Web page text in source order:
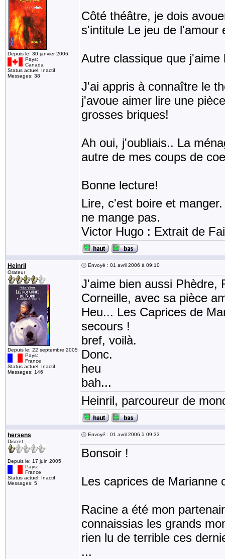
Depuis le: 30 janvier 2006
Pays:
Canada
Status actuel: Inactif
Messages: 38
Côté théâtre, je dois
s'intitule Le jeu de l'amour
Autre classique que
J'ai appris à connaître le
j'avoue aimer lire une
grosses briques!
Ah oui, j'oubliais.. La
autre de mes coups de
Bonne lecture!
Lire, c'est boire et
ne mange pas.
Victor Hugo : Extrait de
Heinril
Orateur
Depuis le: 22 septembre 2005
Pays:
France
Status actuel: Inactif
Messages: 146
Envoyé : 01 avril 2006 à 09:10
J'aime bien aussi Phèdre,
Corneille, avec sa pièce
Heu... Les Caprices de
secours !
bref, voilà.
Donc.
heu
bah...
Heinril, parcoureur de
hersens
Discret
Depuis le: 17 juin 2005
Pays:
France
Status actuel: Inactif
Messages: 5
Envoyé : 01 avril 2006 à 09:33
Bonsoir !
Les caprices de Marianne
Racine a été mon
connaissias les grands
rien lu de terrible ces
...